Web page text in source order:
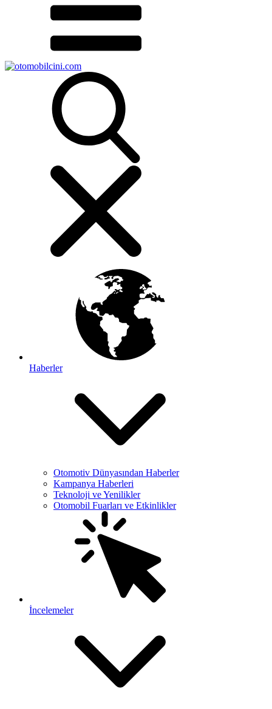
Haberler
Otomotiv Dünyasından Haberler
Kampanya Haberleri
Teknoloji ve Yenilikler
Otomobil Fuarları ve Etkinlikler
İncelemeler